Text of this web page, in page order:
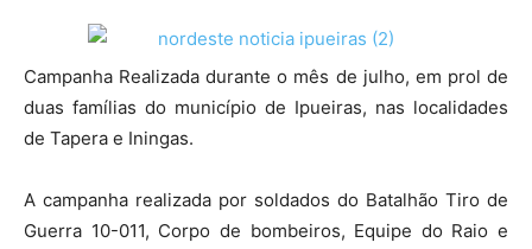
Campanha Realizada durante o mês de julho, em prol de
duas famílias do município de Ipueiras, nas localidades
de Tapera e Iningas.
A campanha realizada por soldados do Batalhão Tiro de
Guerra 10-011, Corpo de bombeiros, Equipe do Raio e